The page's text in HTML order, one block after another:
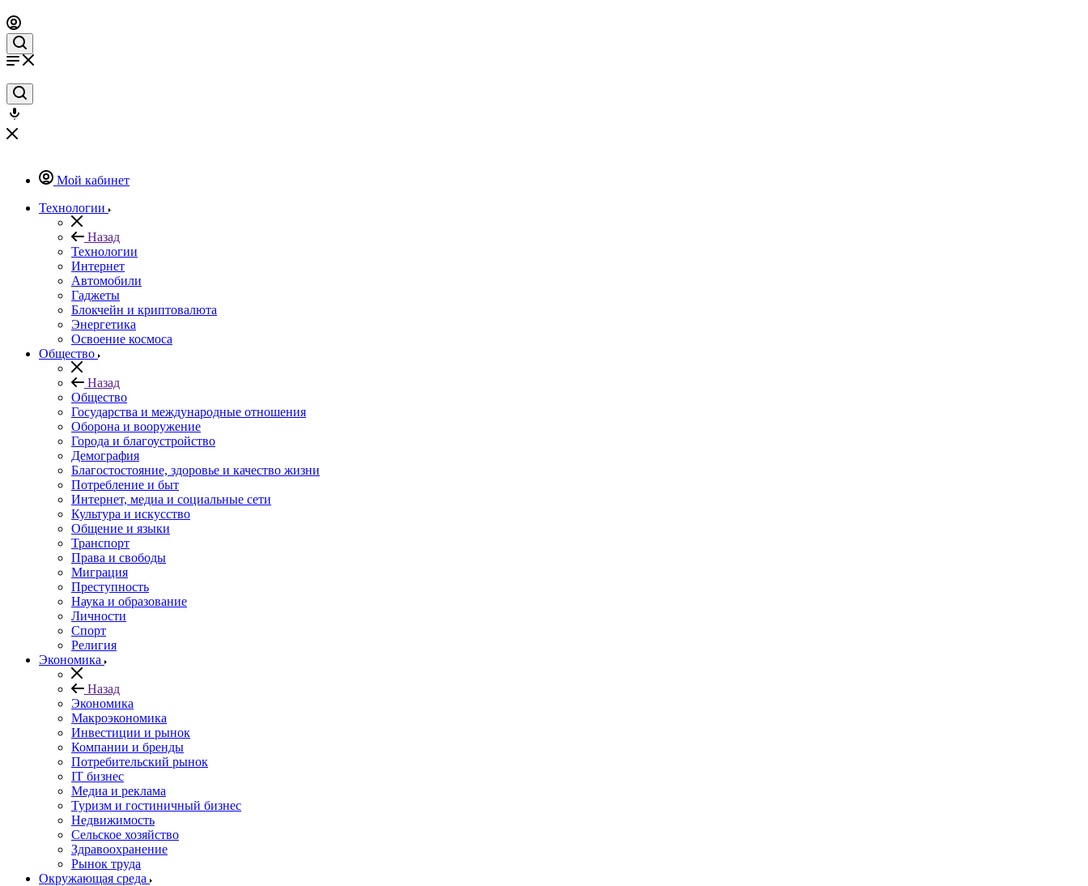
Мой кабинет
Технологии
Назад
Технологии
Интернет
Автомобили
Гаджеты
Блокчейн и криптовалюта
Энергетика
Освоение космоса
Общество
Назад
Общество
Государства и международные отношения
Оборона и вооружение
Города и благоустройство
Демография
Благостостояние, здоровье и качество жизни
Потребление и быт
Интернет, медиа и социальные сети
Культура и искусство
Общение и языки
Транспорт
Права и свободы
Миграция
Преступность
Наука и образование
Личности
Спорт
Религия
Экономика
Назад
Экономика
Макроэкономика
Инвестиции и рынок
Компании и бренды
Потребительский рынок
IT бизнес
Медиа и реклама
Туризм и гостиничный бизнес
Недвижимость
Сельское хозяйство
Здравоохранение
Рынок труда
Окружающая среда